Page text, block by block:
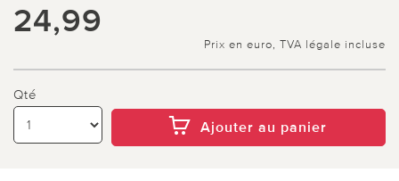
24,99
Prix en euro, TVA légale incluse
Qté
Ajouter au panier